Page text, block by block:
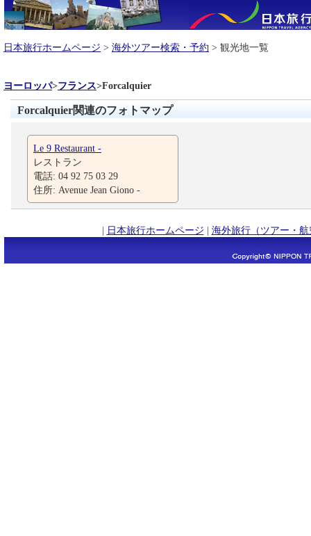
日本旅行ホームページ > 海外ツアー検索・予約 > 観光地一覧
ヨーロッパ>フランス>Forcalquier
Forcalquier関連のフォトマップ
Le 9 Restaurant -
レストラン
電話: 04 92 75 03 29
住所: Avenue Jean Giono -
| 日本旅行ホームページ | 海外旅行（ツアー・航